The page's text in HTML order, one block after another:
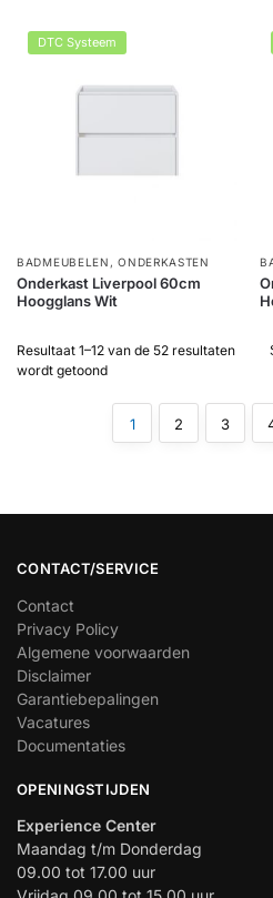
DTC Systeem
BADMEUBELEN ,ONDERKASTEN
Onderkast Liverpool 60cm
Hoogglans Wit
Resultaat 1–12 van de 52 resultaten
wordt getoond
1 2 3
CONTACT/SERVICE
Contact
Privacy Policy
Algemene voorwaarden
Disclaimer
Garantiebepalingen
Vacatures
Documentaties
OPENINGSTIJDEN
Experience Center
Maandag t/m Donderdag
09.00 tot 17.00 uur